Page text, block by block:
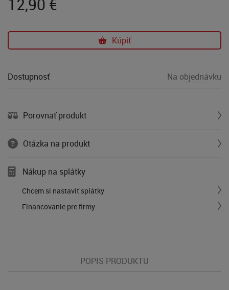
12,90 €
Kúpiť
Dostupnosť Na objednávku
Porovnať produkt
Otázka na produkt
Nákup na splátky
Chcem si nastaviť splátky
Financovanie pre firmy
POPIS PRODUKTU